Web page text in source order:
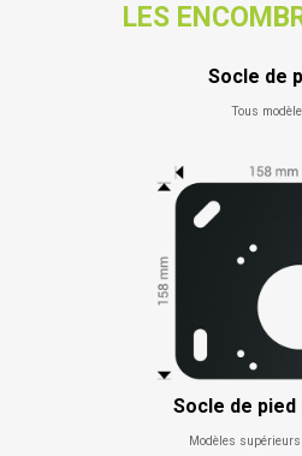
LES
Socle de
Tous
Socle de
Modèles